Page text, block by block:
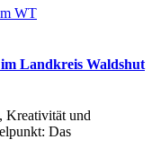
Landkreis Waldshut
Kreativität und
Das